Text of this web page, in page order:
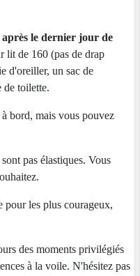
le dernier jour de
lit de 160 (pas de drap
d'oreiller, un sac de
de toilette.
bord, mais vous pouvez
pas élastiques. Vous
pour les plus courageux,
des moments privilégiés
à la voile. N'hésitez pas